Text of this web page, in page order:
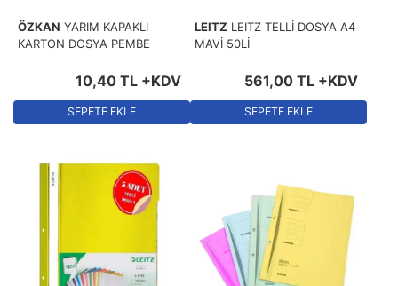
ÖZKAN YARIM KAPAKLI
KARTON DOSYA PEMBE
10,40 TL +KDV
SEPETE EKLE
LEITZ LEITZ TELLİ DOSYA A4
MAVİ 50Lİ
561,00 TL +KDV
SEPETE EKLE